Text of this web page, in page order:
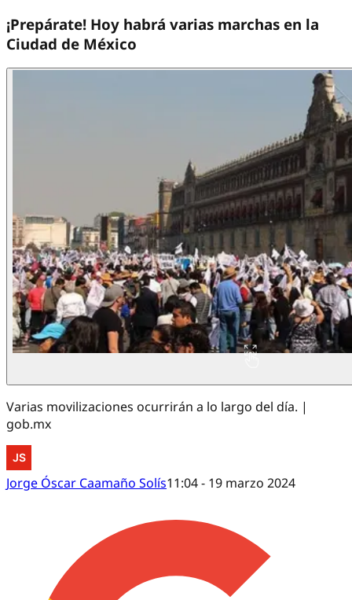
¡Prepárate! Hoy habrá varias marchas en la
Ciudad de México
Varias movilizaciones ocurrirán a lo largo del día. |
gob.mx
Jorge Óscar Caamaño Solís11:04 - 19 marzo 2024